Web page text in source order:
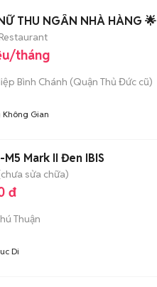
THU NGÂN NHÀ HÀNG 🌟
tháng
Bình Chánh (Quận Thủ Đức cũ)
Gian
Mark II Đen IBIS
sửa chữa)
đ
Thuận
Di